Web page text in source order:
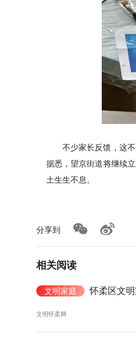
不少家长反馈，这
据悉，望京街道将继续
土生生不息。
分享到
相关阅读
文明家庭 怀柔区文
文明怀柔网